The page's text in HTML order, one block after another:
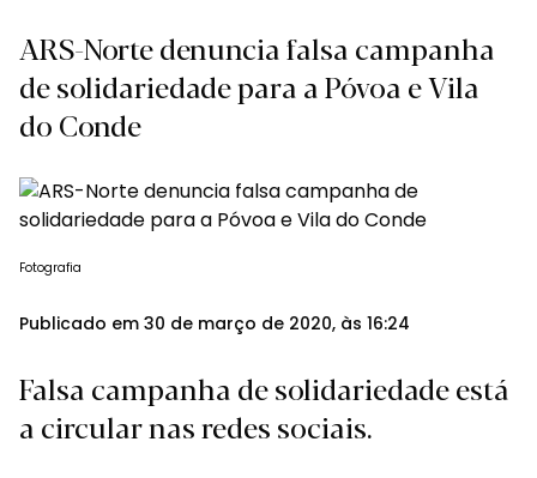
ARS-Norte denuncia falsa campanha
de solidariedade para a Póvoa e Vila
do Conde
Fotografia
Publicado em 30 de março de 2020, às 16:24
Falsa campanha de solidariedade está
a circular nas redes sociais.